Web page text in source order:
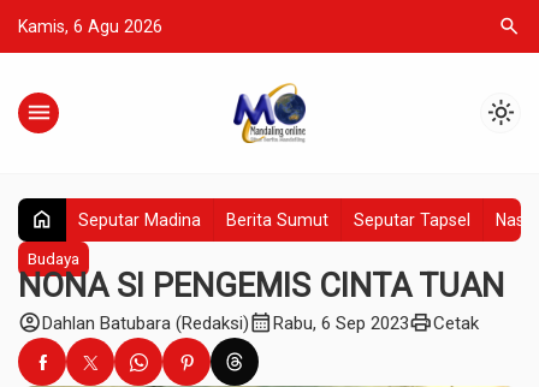
Kamis, 6 Agu 2026 search
menu light_mode
home Seputar Madina Berita Sumut Seputar Tapsel
Budaya
NONA SI PENGEMIS CINTA TUAN
account_circleDahlan Batubara (Redaksi)calendar_monthRabu, 6 Sep 2023printCetak